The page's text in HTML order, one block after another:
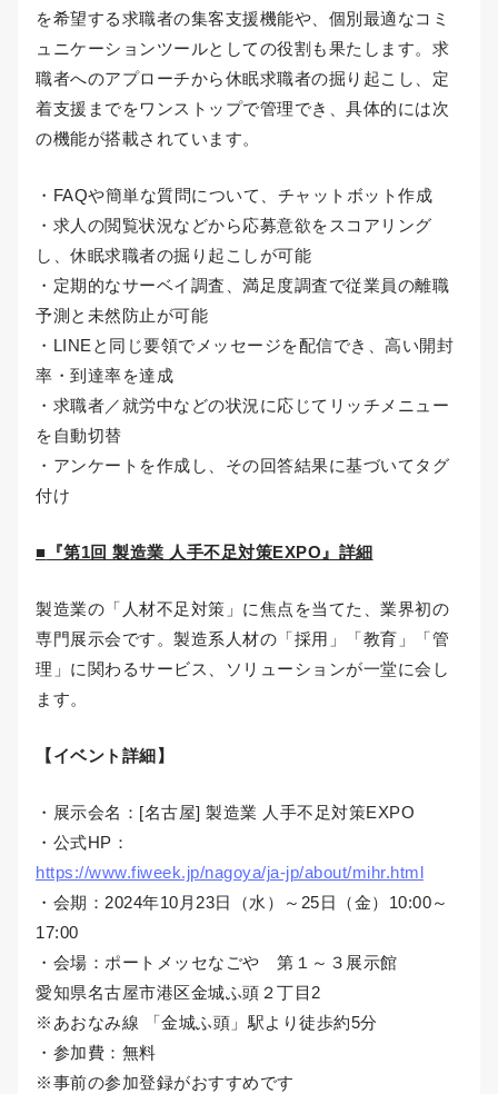
を希望する求職者の集客支援機能や、個別最適なコミ
ュニケーションツールとしての役割も果たします。求
職者へのアプローチから休眠求職者の掘り起こし、定
着支援までをワンストップで管理でき、具体的には次
の機能が搭載されています。
・FAQや簡単な質問について、チャットボット作成
・求人の閲覧状況などから応募意欲をスコアリング
し、休眠求職者の掘り起こしが可能
・定期的なサーベイ調査、満足度調査で従業員の離職
予測と未然防止が可能
・LINEと同じ要領でメッセージを配信でき、高い開封
率・到達率を達成
・求職者／就労中などの状況に応じてリッチメニュー
を自動切替
・アンケートを作成し、その回答結果に基づいてタグ
付け
■ 『第1回 製造業 人手不足対策EXPO』詳細
製造業の「人材不足対策」に焦点を当てた、業界初の
専門展示会です。製造系人材の「採用」「教育」「管
理」に関わるサービス、ソリューションが一堂に会し
ます。
【イベント詳細】
・展示会名：[名古屋] 製造業 人手不足対策EXPO
・公式HP：
https://www.fiweek.jp/nagoya/ja-jp/about/mihr.html
・会期：2024年10月23日（水）～25日（金）10:00～
17:00
・会場：ポートメッセなごや 第１～３展示館
愛知県名古屋市港区金城ふ頭２丁目2
※あおなみ線 「金城ふ頭」駅より徒歩約5分
・参加費：無料
※事前の参加登録がおすすめです